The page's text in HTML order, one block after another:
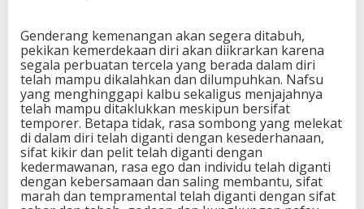
Genderang kemenangan akan segera ditabuh,
pekikan kemerdekaan diri akan diikrarkan karena
segala perbuatan tercela yang berada dalam diri
telah mampu dikalahkan dan dilumpuhkan. Nafsu
yang menghinggapi kalbu sekaligus menjajahnya
telah mampu ditaklukkan meskipun bersifat
temporer. Betapa tidak, rasa sombong yang melekat
di dalam diri telah diganti dengan kesederhanaan,
sifat kikir dan pelit telah diganti dengan
kedermawanan, rasa ego dan individu telah diganti
dengan kebersamaan dan saling membantu, sifat
marah dan tempramental telah diganti dengan sifat